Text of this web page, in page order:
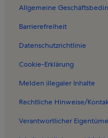
Ferienwohnungen in
Ferienwohnungen in
Allgemeine
Barrierefreiheit
Datenschutzrichtlinie
Cookie-Erklärung
Melden illegaler Inhalte
Rechtliche Hinweise/
Verantwortlicher